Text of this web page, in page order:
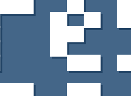
██  ██  ██
████
██